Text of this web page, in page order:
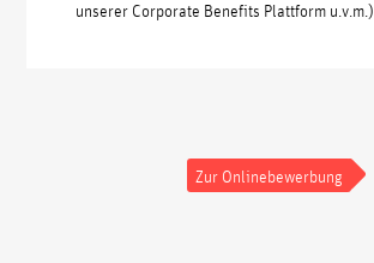
unserer Corporate Benefits Plattform u.v.m.)
Zur Onlinebewerbung